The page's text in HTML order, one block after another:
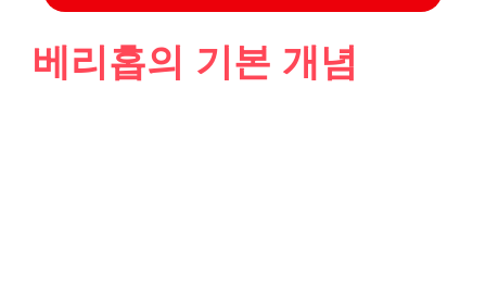
베리홉의 기본 개념